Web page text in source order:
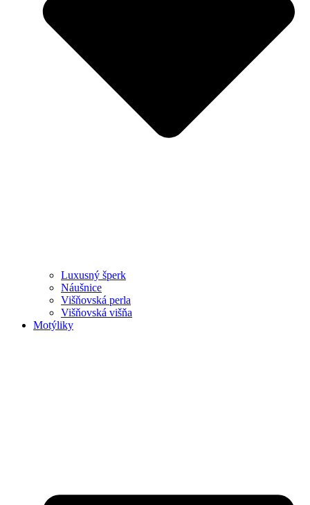
Luxusný šperk
Náušnice
Višňovská perla
Višňovská višňa
Motýliky